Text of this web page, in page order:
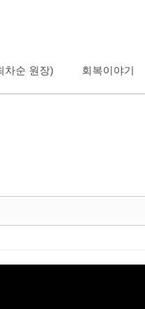
차순 원장) 회복이야기